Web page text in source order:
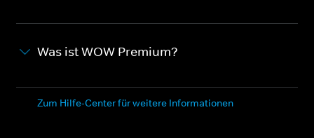
Was ist WOW Premium?
Zum Hilfe-Center für weitere Informationen